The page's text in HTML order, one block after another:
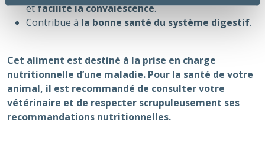
etfacilite la convalescence.
Contribue à la bonne santé du système digestif.
Cet aliment est destiné à la prise en charge
nutritionnelle d’une maladie. Pour la santé de votre
animal, il est recommandé de consulter votre
vétérinaire et de respecter scrupuleusement ses
recommandations nutritionnelles.